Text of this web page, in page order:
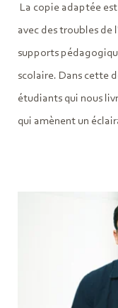
La copie adaptée
avec des troubles de
supports
scolaire. Dans cette
étudiants qui nous
qui amènent un